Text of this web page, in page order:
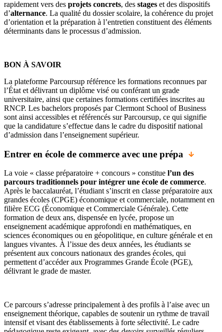
rapidement vers des projets concrets, des stages et des dispositifs
d’alternance. La qualité du dossier scolaire, la cohérence du projet
d’orientation et la préparation à l’entretien constituent des éléments
déterminants dans le processus d’admission.
BON À SAVOIR
La plateforme Parcoursup référence les formations reconnues par
l’État et délivrant un diplôme visé ou conférant un grade
universitaire, ainsi que certaines formations certifiées inscrites au
RNCP. Les bachelors proposés par Clermont School of Business
sont ainsi accessibles et référencés sur Parcoursup, ce qui signifie
que la candidature s’effectue dans le cadre du dispositif national
d’admission dans l’enseignement supérieur.
Entrer en école de commerce avec une prépa
La voie « classe préparatoire + concours » constitue l’un des
parcours traditionnels pour intégrer une école de commerce.
Après le baccalauréat, l’étudiant s’inscrit en classe préparatoire aux
grandes écoles (CPGE) économique et commerciale, notamment en
filière ECG (Économique et Commerciale Générale). Cette
formation de deux ans, dispensée en lycée, propose un
enseignement académique approfondi en mathématiques, en
sciences économiques ou en géopolitique, en culture générale et en
langues vivantes. À l’issue des deux années, les étudiants se
présentent aux concours nationaux des grandes écoles, qui
permettent d’accéder aux Programmes Grande École (PGE),
délivrant le grade de master.
Ce parcours s’adresse principalement à des profils à l’aise avec un
enseignement théorique, capables de soutenir un rythme de travail
intensif et visant des établissements à forte sélectivité. Le cadre